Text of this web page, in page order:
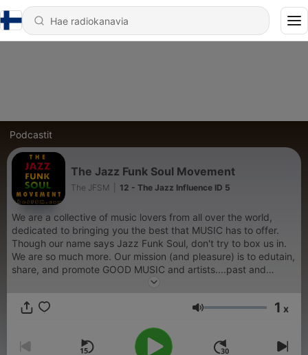
Podcastit
The Jazz Funk Soul Movement
The JFSM 12 - The Jazz Influence ID 5
We are a collective of music lovers from all over the world,
dedicated to bringing you the best that MUSIC has to offer.
Though our name says Jazz Funk Soul, don't try to box us in.
We are so much more. Our mission (and pleasure) is to edutain,
share, and promote GOOD MUSIC and artists....past and
Äänenvoimakkuus
1 x